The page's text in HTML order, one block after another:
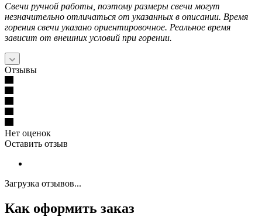
Свечи ручной работы, поэтому размеры свечи могут
незначительно отличаться от указанных в описании. Время
горения свечи указано ориентировочное. Реальное время
зависит от внешних условий при горении.
Отзывы
Нет оценок
Оставить отзыв
Загрузка отзывов...
Как оформить заказ